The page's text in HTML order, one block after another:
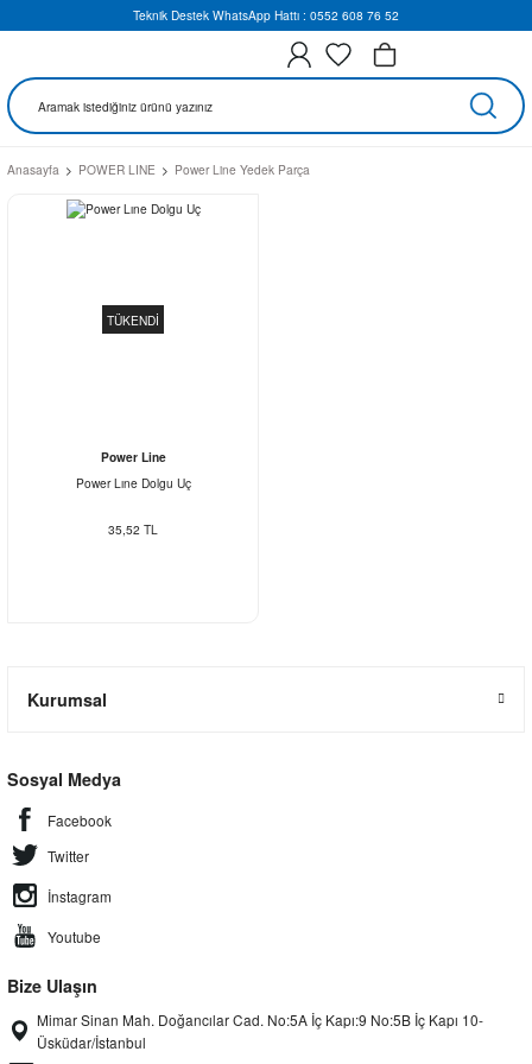
Teknik Destek WhatsApp Hattı : 0552 608 76 52
Anasayfa POWER LINE Power Line Yedek Parça
TÜKENDİ
Power Line
Power Lıne Dolgu Uç
35,52 TL
Kurumsal
Sosyal Medya
Facebook
Twitter
İnstagram
Youtube
Bize Ulaşın
Mimar Sinan Mah. Doğancılar Cad. No:5A İç Kapı:9 No:5B İç Kapı 10-
Üsküdar/İstanbul